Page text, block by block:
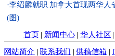
·李绍麟就职 加拿大首现两华人
(图)
首页| 新闻中心| 华人社区 |
网站简介 | 联系我们 | 供稿信箱 |